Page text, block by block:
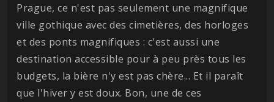
Prague, ce n'est pas seulement une magnifique
ville gothique avec des cimetières, des horloges
et des ponts magnifiques : c'est aussi une
destination accessible pour à peu près tous les
budgets, la bière n'y est pas chère... Et il paraît
que l'hiver y est doux. Bon, une de ces